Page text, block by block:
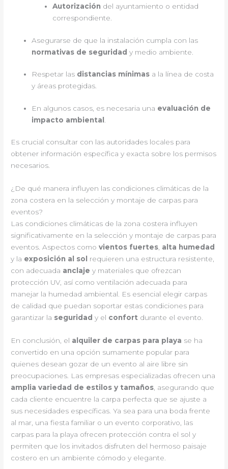
Autorización del ayuntamiento o entidad
correspondiente.
Asegurarse de que la instalación cumpla con las
normativas de seguridad y medio ambiente.
Respetar las distancias mínimas a la línea de costa
y áreas protegidas.
En algunos casos, es necesaria una evaluación de
impacto ambiental
Es crucial consultar con las autoridades locales para
obtener información específica y exacta sobre los permisos
necesarios.
¿De qué manera influyen las condiciones climáticas de la
zona costera en la selección y montaje de carpas para
eventos?
Las condiciones climáticas de la zona costera influyen
significativamente en la selección y montaje de carpas para
eventos. Aspectos comovientos fuertes alta humedad
y la exposición al sol
requieren una estructura resistente,
con adecuada anclaje y materiales que ofrezcan
protección UV, así como ventilación adecuada para
manejar la humedad ambiental. Es esencial elegir carpas
de calidad que puedan soportar estas condiciones para
garantizar la seguridad y el confort durante el evento.
En conclusión, el alquiler de carpas para playa se ha
convertido en una opción sumamente popular para
quienes desean gozar de un evento al aire libre sin
preocupaciones. Las empresas especializadas ofrecen una
amplia variedad de estilos y tamaños , asegurando que
cada cliente encuentre la carpa perfecta que se ajuste a
sus necesidades específicas. Ya sea para una boda frente
al mar, una fiesta familiar o un evento corporativo, las
carpas para la playa ofrecen protección contra el sol y
permiten que los invitados disfruten del hermoso paisaje
costero en un ambiente cómodo y elegante.